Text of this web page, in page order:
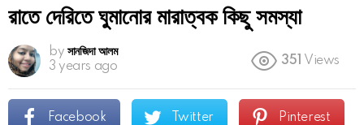
রাতে দেরিতে ঘুমানোর মারাত্বক কিছু সমস্যা
by সানজিদা আলম
3 years ago
351 Views
Facebook Twitter Pinterest